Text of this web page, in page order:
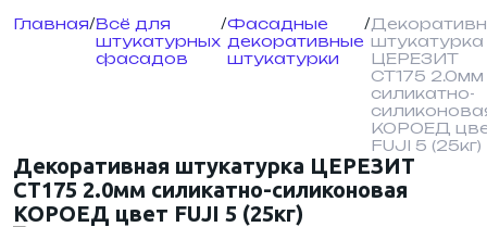
Зарегистрироваться
На указанный номер придет код подтверждения
Отправляя форму, вы соглашаетесь с
.
*
Кол-во товара*
Главная/Всё для
штукатурных
фасадов
/Фасадные
декоративные
штукатурки
/
штукатурка
ЦЕРЕЗИТ
CT175 2.0мм
силикатно-
КОРОЕД
FUJI 5 (25кг)
Декоративная штукатурка ЦЕРЕЗИТ
CT175 2.0мм силикатно-силиконовая
КОРОЕД цвет FUJI 5 (25кг)